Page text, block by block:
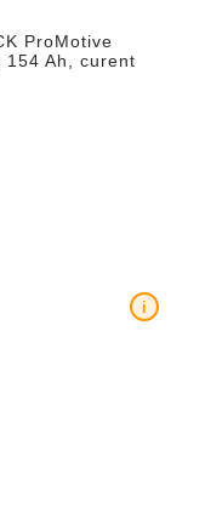
ProMotive
154 Ah, curent
i